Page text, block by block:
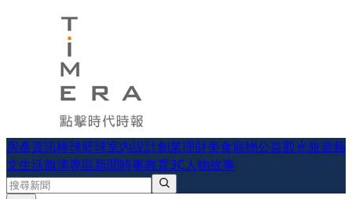
房產資訊棒球籃球室內設計創業理財美食寵物公益觀光旅遊藝
文生活旗津專區新聞時事教育3C人物故事